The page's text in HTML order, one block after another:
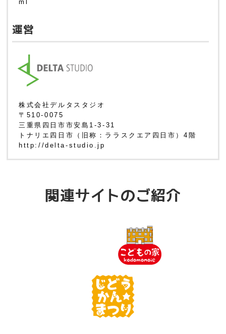
ml
運営
株式会社デルタスタジオ
〒510-0075
三重県四日市市安島1-3-31
トナリエ四日市（旧称：ララスクエア四日市）4階
http://delta-studio.jp
関連サイトのご紹介